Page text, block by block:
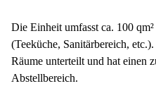
Die Einheit umfasst ca. 100
(Teeküche, Sanitärbereich,
Räume unterteilt und hat einen
Abstellbereich.